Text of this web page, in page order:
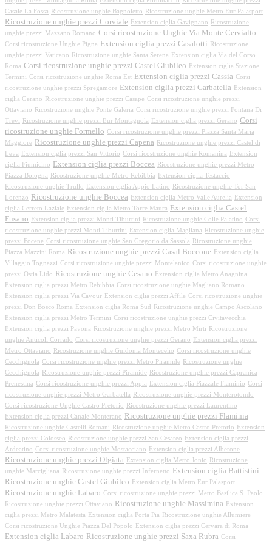
Casale La Fossa
Ricostruzione unghie Bagnoletto Ricostruzione unghie Metro Eur Palasport
Ricostruzione unghie prezzi Corviale Extension ciglia Gavignano
Ricostruzione
unghie prezzi Mazzano Romano Corsi ricostruzione Unghie Via Monte Cervialto
Corsi ricostruzione Unghie Pigna Extension ciglia prezzi Casalotti
Ricostruzione
unghie prezzi Vaticano
Ricostruzione unghie Santa Serena
Extension ciglia Via del Corso
Roma Corsi ricostruzione unghie prezzi Castel Giubileo
Extension ciglia Stazione
Termini Corsi ricostruzione unghie Roma Est Extension ciglia prezzi Cassia Corsi
ricostruzione unghie prezzi Spregamore
Extension ciglia prezzi Garbatella
Extension
ciglia Gerano
Ricostruzione unghie prezzi Casape Corsi ricostruzione unghie prezzi
Ottaviano
Ricostruzione unghie Ponte Galeria Corsi ricostruzione unghie prezzi Fontana Di
Trevi
Ricostruzione unghie prezzi Eur Montagnola Extension ciglia prezzi Gerano Corsi
ricostruzione unghie Formello Corsi ricostruzione unghie prezzi Piazza Santa Maria
Maggiore
Ricostruzione unghie prezzi Capena
Ricostruzione unghie prezzi Castel di
Leva
Extension ciglia prezzi San Vittorio Corsi ricostruzione unghie Romanina
Extension
ciglia Fiumicino
Extension ciglia prezzi Boccea
Ricostruzione unghie prezzi Metro
Piazza Bologna
Ricostruzione unghie Metro Rebibbia
Extension ciglia Testaccio
Ricostruzione unghie Trullo
Extension ciglia Appio Latino
Ricostruzione unghie Tor San
Lorenzo
Ricostruzione unghie Boccea Extension ciglia Metro Valle Aurelia
Extension
ciglia Cerreto Laziale
Extension ciglia Metro Torre Maura
Extension ciglia Castel
Fusano
Extension ciglia prezzi Monti Tiburtini Ricostruzione unghie Colle Palatino Corsi
ricostruzione unghie prezzi Monti Tiburtini
Extension ciglia Magliana
Ricostruzione unghie
prezzi Focene Corsi ricostruzione unghie San Gregorio da Sassola
Ricostruzione unghie
Piazza Mazzini Roma
Ricostruzione unghie prezzi Casal Boccone
Extension ciglia
Villaggio Tognazzi Corsi ricostruzione unghie prezzi Montelanico Corsi ricostruzione unghie
prezzi Ostia Lido
Ricostruzione unghie Cesano
Extension ciglia Metro Anagnina
Extension ciglia prezzi Metro Rebibbia Corsi ricostruzione unghie Magliano Romano
Extension ciglia prezzi Via Cavour
Extension ciglia prezzi Affile Corsi ricostruzione unghie
prezzi Don Bosco Roma
Extension ciglia Roma Sud
Ricostruzione unghie Campo Ascolano
Extension ciglia prezzi Metro Termini Corsi ricostruzione unghie prezzi Civitavecchia
Extension ciglia prezzi Pavona
Ricostruzione unghie prezzi Metro Mirti
Ricostruzione
unghie Anticoli Corrado Corsi ricostruzione unghie prezzi Gerano
Extension ciglia prezzi
Metro Ottaviano
Ricostruzione unghie Guidonia Montecelio Corsi ricostruzione unghie
Cecchignola Corsi ricostruzione unghie prezzi Metro Piramide
Ricostruzione unghie
Cecchignola
Ricostruzione unghie prezzi Piramide
Ricostruzione unghie prezzi Capranica
Prenestina Corsi ricostruzione unghie prezzi Appia Extension ciglia Piazzale Flaminio Corsi
ricostruzione unghie prezzi Metro Garbatella
Ricostruzione unghie prezzi Monterotondo
Corsi ricostruzione Unghie Castro Pretorio
Ricostruzione unghie prezzi Laurentino
Extension ciglia prezzi Canale Monterano
Ricostruzione unghie prezzi Flaminia
Ricostruzione unghie Castelli Romani Ricostruzione unghie Metro Castro Pretorio
Extension
ciglia prezzi Colosseo
Ricostruzione unghie prezzi San Cesareo
Extension ciglia prezzi
Ardeatino Corsi ricostruzione unghie Mostacciano Extension ciglia prezzi Alberone
Ricostruzione unghie prezzi Olgiata Extension ciglia Metro Jonio
Ricostruzione
unghie Marcigliana
Ricostruzione unghie prezzi Infernetto
Extension ciglia Battistini
Ricostruzione unghie Castel Giubileo
Extension ciglia Metro Eur Palasport
Ricostruzione unghie Labaro Corsi ricostruzione unghie prezzi Metro Basilica S. Paolo
Ricostruzione unghie prezzi Ottaviano
Ricostruzione unghie Massimina
Extension
ciglia prezzi Metro Malatesta
Extension ciglia Porta Pia
Ricostruzione unghie Allumiere
Corsi ricostruzione Unghie Piazza Del Popolo
Extension ciglia prezzi Cervara di Roma
Extension ciglia Labaro Ricostruzione unghie prezzi Saxa Rubra Corsi